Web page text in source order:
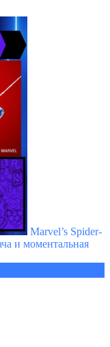
Marvel’s Spider-
и моментальная